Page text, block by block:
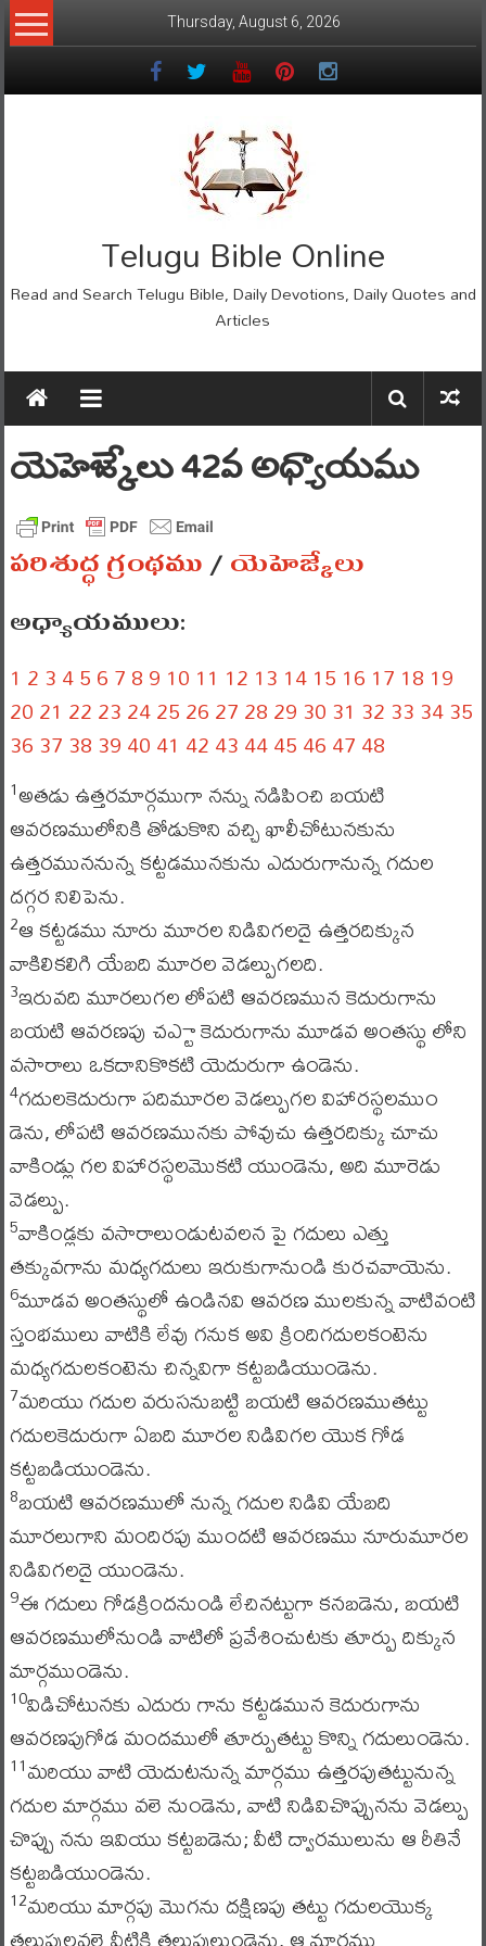
Skip
to
Thursday, August 6, 2026
Telugu Bible Online
Read and Search Telugu Bible, Daily Devotions, Daily Quotes and
Articles
యెహెజ్కేలు 42వ అధ్యాయము
పరిశుద్ధ గ్రంథము/యెహెజ్కేలు
అధ్యాయములు:
1 23456789 10 11 12 13 1415 16 17 18 19
2021 22232425262728293031 32333435
363738394041 42434445464748
1అతడు ఉత్తరమార్గముగా నన్ను నడిపించి బయటి
ఆవరణములోనికి తోడుకొని వచ్చి ఖాలీచోటునకును
ఉత్తరముననున్న కట్టడమునకును ఎదురుగానున్న గదుల
దగ్గర నిలిపెను.
2ఆ కట్టడము నూరు మూరల నిడివిగలదై ఉత్తరదిక్కున
వాకిలికలిగి యేబది మూరల వెడల్పుగలది.
3ఇరువది మూరలుగల లోపటి ఆవరణమున కెదురుగాను
బయటి ఆవరణపు చఎ్టా కెదురుగాను మూడవ అంతస్థు లోని
వసారాలు ఒకదానికొకటి యెదురుగా ఉండెను.
4గదులకెదురుగా పదిమూరల వెడల్పుగల విహారస్థలముం
డెను, లోపటి ఆవరణమునకు పోవుచు ఉత్తరదిక్కు చూచు
వాకిండ్లు గల విహారస్థలమొకటి యుండెను, అది మూరెడు
వెడల్పు.
5వాకిండ్లకు వసారాలుండుటవలన పై గదులు ఎత్తు
తక్కువగాను మధ్యగదులు ఇరుకుగానుండి కురచవాయెను.
6మూడవ అంతస్థులో ఉండినవి ఆవరణ ములకున్న వాటివంటి
స్తంభములు వాటికి లేవు గనుక అవి క్రిందిగదులకంటెను
మధ్యగదులకంటెను చిన్నవిగా కట్టబడియుండెను.
7మరియు గదుల వరుసనుబట్టి బయటి ఆవరణముతట్టు
గదులకెదురుగా ఏబది మూరల నిడివిగల యొక గోడ
కట్టబడియుండెను.
8బయటి ఆవరణములో నున్న గదుల నిడివి యేబది
మూరలుగాని మందిరపు ముందటి ఆవరణము నూరుమూరల
నిడివిగలదై యుండెను.
9ఈ గదులు గోడక్రిందనుండి లేచినట్టుగా కనబడెను, బయటి
ఆవరణములోనుండి వాటిలో ప్రవేశించుటకు తూర్పు దిక్కున
మార్గముండెను.
10విడిచోటునకు ఎదురు గాను కట్టడమున కెదురుగాను
ఆవరణపుగోడ మందములో తూర్పుతట్టు కొన్ని గదులుండెను.
11మరియు వాటి యెదుటనున్న మార్గము ఉత్తరపుతట్టునున్న
గదుల మార్గము వలె నుండెను, వాటి నిడివిచొప్పునను వెడల్పు
చొప్పు నను ఇవియు కట్టబడెను; వీటి ద్వారములును ఆ రీతినే
కట్టబడియుండెను.
12మరియు మార్గపు మొగను దక్షిణపు తట్టు గదులయొక్క